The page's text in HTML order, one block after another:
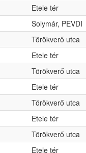
Etele tér
Solymár, PEVDI
Törökverő utca
Etele tér
Törökverő utca
Etele tér
Törökverő utca
Etele tér
Törökverő utca
Etele tér